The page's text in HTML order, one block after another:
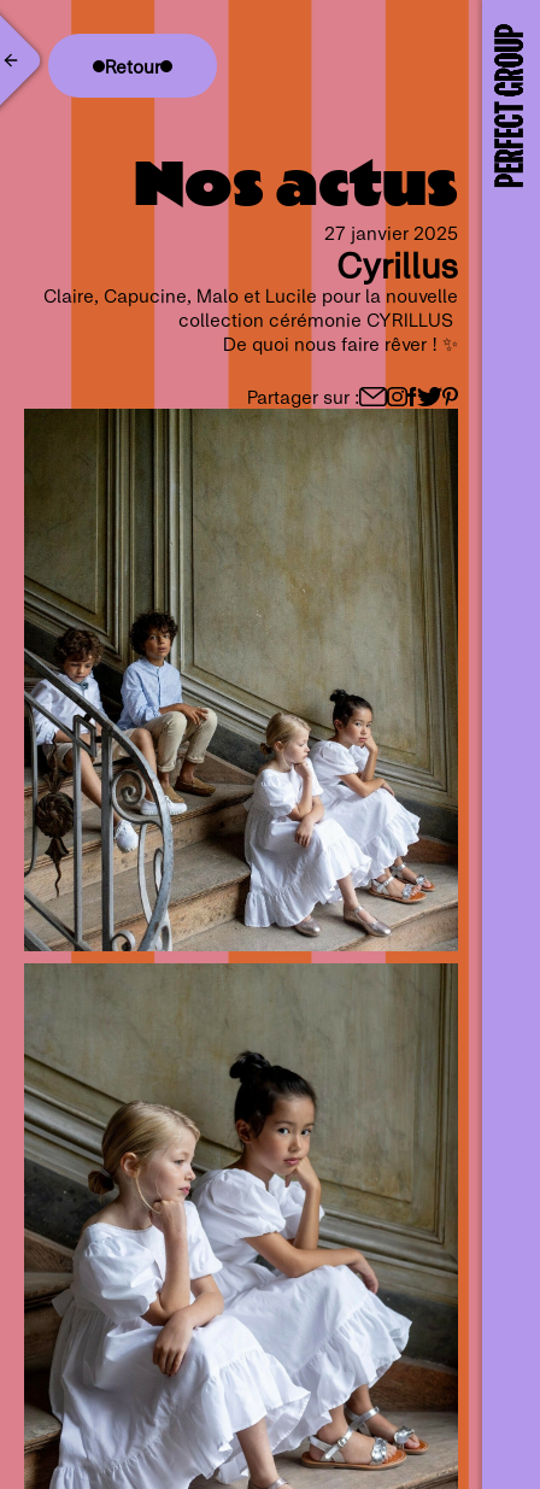
Retour
Nos actus
27 janvier 2025
Cyrillus
Claire, Capucine, Malo et Lucile pour la nouvelle
collection cérémonie CYRILLUS
De quoi nous faire rêver ! ✨
Partager sur :